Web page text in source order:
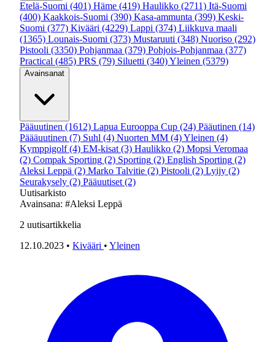
Etelä-Suomi (401) Häme (419) Haulikko (2711) Itä-Suomi
(400) Kaakkois-Suomi (390) Kasa-ammunta (399) Keski-
Suomi (377) Kivääri (4229) Lappi (374) Liikkuva maali
(1365) Lounais-Suomi (373) Mustaruuti (348) Nuoriso (292)
Pistooli (3350) Pohjanmaa (379) Pohjois-Pohjanmaa (377)
Practical (485) PRS (79) Siluetti (340)Yleinen (5379)
Avainsanat
Pääuutinen (1612) Lapua Eurooppa Cup (24) Pääutinen (14)
Päääuutinen (7) Suhl (4) Nuorten MM (4)Yleinen (4)
Kymppigolf (4) EM-kisat (3) Haulikko (2) Mopsi Veromaa
(2) Compak Sporting (2) Sporting (2) English Sporting (2)
Aleksi Leppä (2) Marko Talvitie (2) Pistooli (2) Lyijy (2)
Seurakysely (2) Pääuutiset (2)
Uutisarkisto
Avainsana: #Aleksi Leppä
2 uutisartikkelia
12.10.2023 • Kivääri • Yleinen